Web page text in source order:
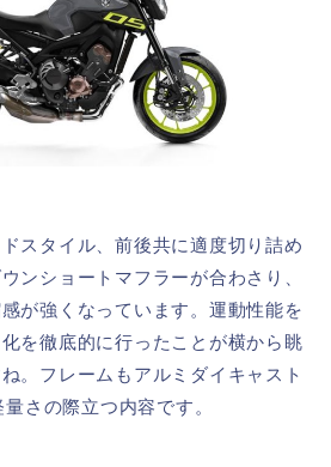
スタイル、前後共に適度切り詰め
ンショートマフラーが合わさり、
が強くなっています。運動性能を
を徹底的に行ったことが横から眺
。フレームもアルミダイキャスト
さの際立つ内容です。